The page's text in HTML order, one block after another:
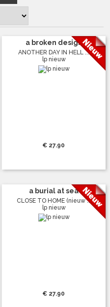
a broken design
ANOTHER DAY IN HELL ...
lp nieuw
€ 27.90
a burial at sea
CLOSE TO HOME (nieuw ...
lp nieuw
€ 27.90